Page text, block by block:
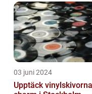
03 juni 2024
Upptäck